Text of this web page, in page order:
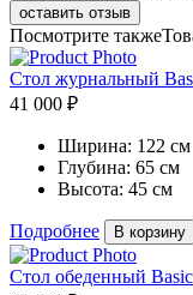
оставить отзыв
Посмотрите также
Стол журнальный
41 000 ₽
Ширина: 122 см
Глубина: 65 см
Высота: 45 см
Подробнее В корзину
Стол обеденный Basic